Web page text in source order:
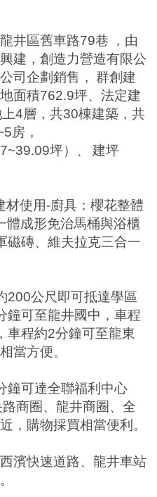
井區舊車路79巷
，由
建，創造力營造有限公
司企劃銷售，
群創建
面積762.9坪、法定建
4層，共30棟建築，共
房，
坪）、
建坪
材使用-廚具：櫻花整體
體成形免治馬桶與浴櫃
磁磚、維夫拉克三合一
200公尺即可抵達學區
鐘可至龍井國中，車程
車程約2分鐘可至龍東
當方便。
鐘可達全聯福利中心
商圈、龍井商圈、全
，購物採買相當便利。
濱快速道路、龍井車站